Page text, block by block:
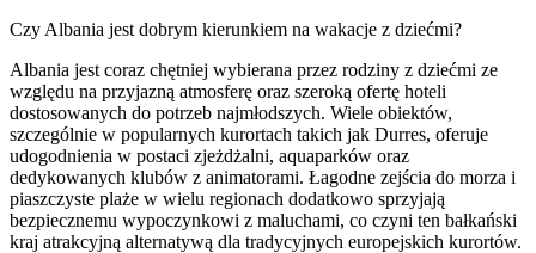
Czy Albania jest dobrym kierunkiem na wakacje z dziećmi?
Albania jest coraz chętniej wybierana przez rodziny z dziećmi ze
względu na przyjazną atmosferę oraz szeroką ofertę hoteli
dostosowanych do potrzeb najmłodszych. Wiele obiektów,
szczególnie w popularnych kurortach takich jak Durres, oferuje
udogodnienia w postaci zjeżdżalni, aquaparków oraz
dedykowanych klubów z animatorami. Łagodne zejścia do morza i
piaszczyste plaże w wielu regionach dodatkowo sprzyjają
bezpiecznemu wypoczynkowi z maluchami, co czyni ten bałkański
kraj atrakcyjną alternatywą dla tradycyjnych europejskich kurortów.